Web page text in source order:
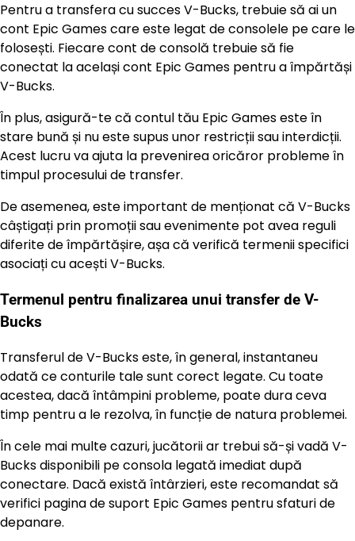
Pentru a transfera cu succes V-Bucks, trebuie să ai un
cont Epic Games care este legat de consolele pe care le
folosești. Fiecare cont de consolă trebuie să fie
conectat la același cont Epic Games pentru a împărtăși
V-Bucks.
În plus, asigură-te că contul tău Epic Games este în
stare bună și nu este supus unor restricții sau interdicții.
Acest lucru va ajuta la prevenirea oricăror probleme în
timpul procesului de transfer.
De asemenea, este important de menționat că V-Bucks
câștigați prin promoții sau evenimente pot avea reguli
diferite de împărtășire, așa că verifică termenii specifici
asociați cu acești V-Bucks.
Termenul pentru finalizarea unui transfer de V-
Bucks
Transferul de V-Bucks este, în general, instantaneu
odată ce conturile tale sunt corect legate. Cu toate
acestea, dacă întâmpini probleme, poate dura ceva
timp pentru a le rezolva, în funcție de natura problemei.
În cele mai multe cazuri, jucătorii ar trebui să-și vadă V-
Bucks disponibili pe consola legată imediat după
conectare. Dacă există întârzieri, este recomandat să
verifici pagina de suport Epic Games pentru sfaturi de
depanare.